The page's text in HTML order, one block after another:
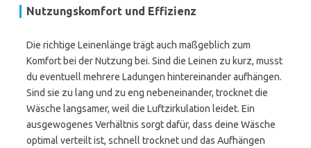
Nutzungskomfort und Effizienz
Die richtige Leinenlänge trägt auch maßgeblich zum
Komfort bei der Nutzung bei. Sind die Leinen zu kurz, musst
du eventuell mehrere Ladungen hintereinander aufhängen.
Sind sie zu lang und zu eng nebeneinander, trocknet die
Wäsche langsamer, weil die Luftzirkulation leidet. Ein
ausgewogenes Verhältnis sorgt dafür, dass deine Wäsche
optimal verteilt ist, schnell trocknet und das Aufhängen